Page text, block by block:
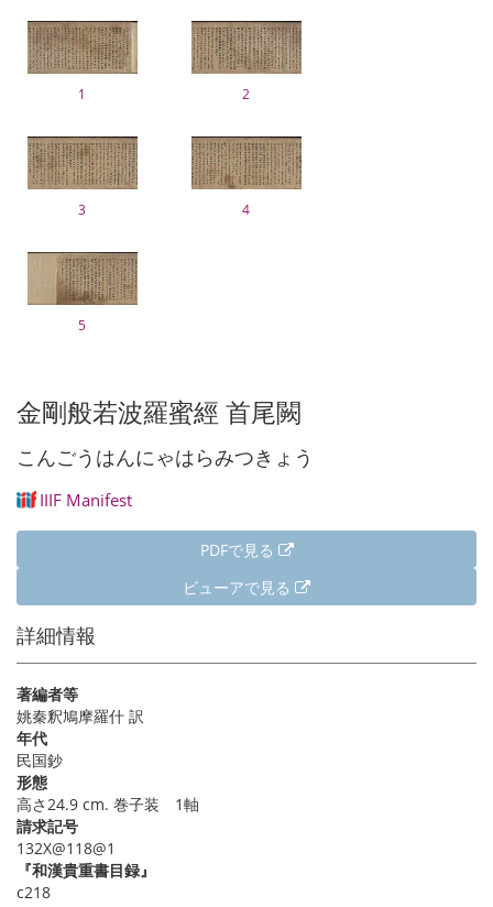
1 2
3 4
5
金剛般若波羅蜜經 首尾闕
こんごうはんにゃはらみつきょう
IIIF Manifest
PDFで見る
ビューアで見る
詳細情報
著編者等
姚秦釈鳩摩羅什 訳
年代
民国鈔
形態
高さ24.9 cm. 巻子装 1軸
請求記号
132X@118@1
『和漢貴重書目録』
c218